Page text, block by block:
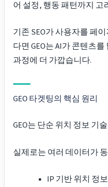
어 설정, 행동 패턴까지 고
기존 SEO가 사용자를 페
다면 GEO는 AI가 콘텐츠
과정에 더 가깝습니다.
GEO 타겟팅의 핵심 원리
GEO는 단순 위치 정보 기
실제로는 여러 데이터가
IP 기반 위치 정보